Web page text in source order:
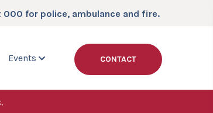
000 for police, ambulance and fire.
Events CONTACT